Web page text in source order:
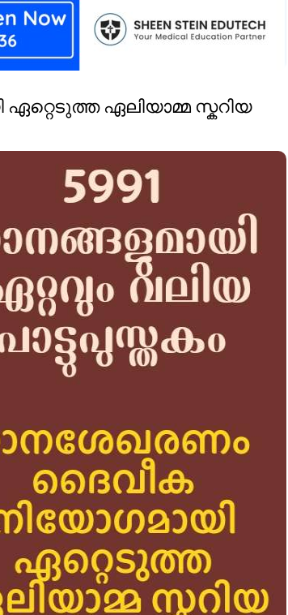
ഏലിയാമ്മ സ്കറിയ